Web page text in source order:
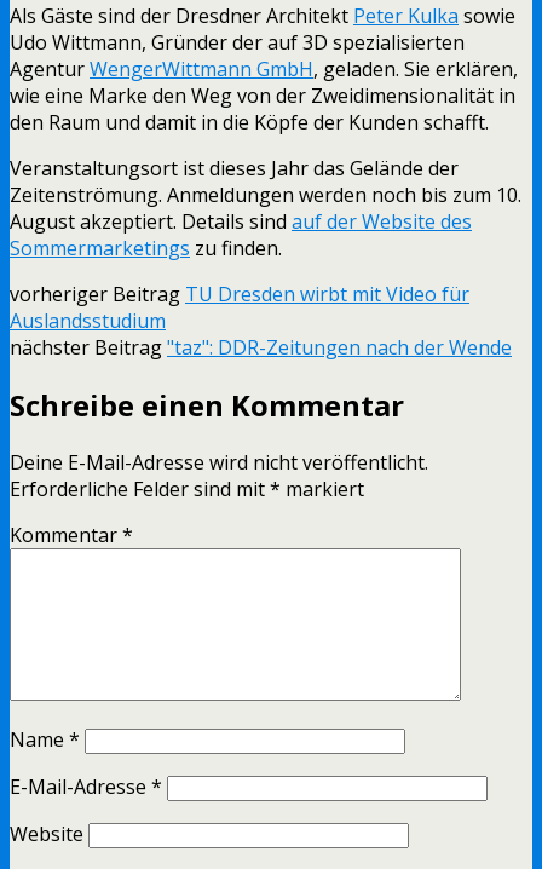
Als Gäste sind der Dresdner Architekt Peter Kulka sowie
Udo Wittmann, Gründer der auf 3D spezialisierten
AgenturWengerWittmann GmbH, geladen. Sie erklären,
wie eine Marke den Weg von der Zweidimensionalität in
den Raum und damit in die Köpfe der Kunden schafft.
Veranstaltungsort ist dieses Jahr das Gelände der
Zeitenströmung. Anmeldungen werden noch bis zum 10.
August akzeptiert. Details sind auf der Website des
Sommermarketings zu finden.
vorheriger Beitrag TU Dresden wirbt mit Video für
Auslandsstudium
nächster Beitrag"taz": DDR-Zeitungen nach der Wende
Schreibe einen Kommentar
Deine E-Mail-Adresse wird nicht veröffentlicht.
Erforderliche Felder sind mit* markiert
Kommentar*
Name *
E-Mail-Adresse *
Website